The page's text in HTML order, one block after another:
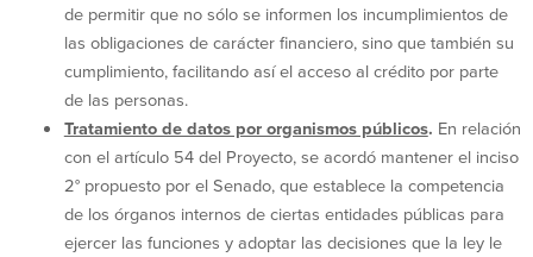
de permitir que no sólo se informen los incumplimientos de
las obligaciones de carácter financiero, sino que también su
cumplimiento, facilitando así el acceso al crédito por parte
de las personas.
Tratamiento de datos por organismos públicos. En relación
con el artículo 54 del Proyecto, se acordó mantener el inciso
2° propuesto por el Senado, que establece la competencia
de los órganos internos de ciertas entidades públicas para
ejercer las funciones y adoptar las decisiones que la ley le